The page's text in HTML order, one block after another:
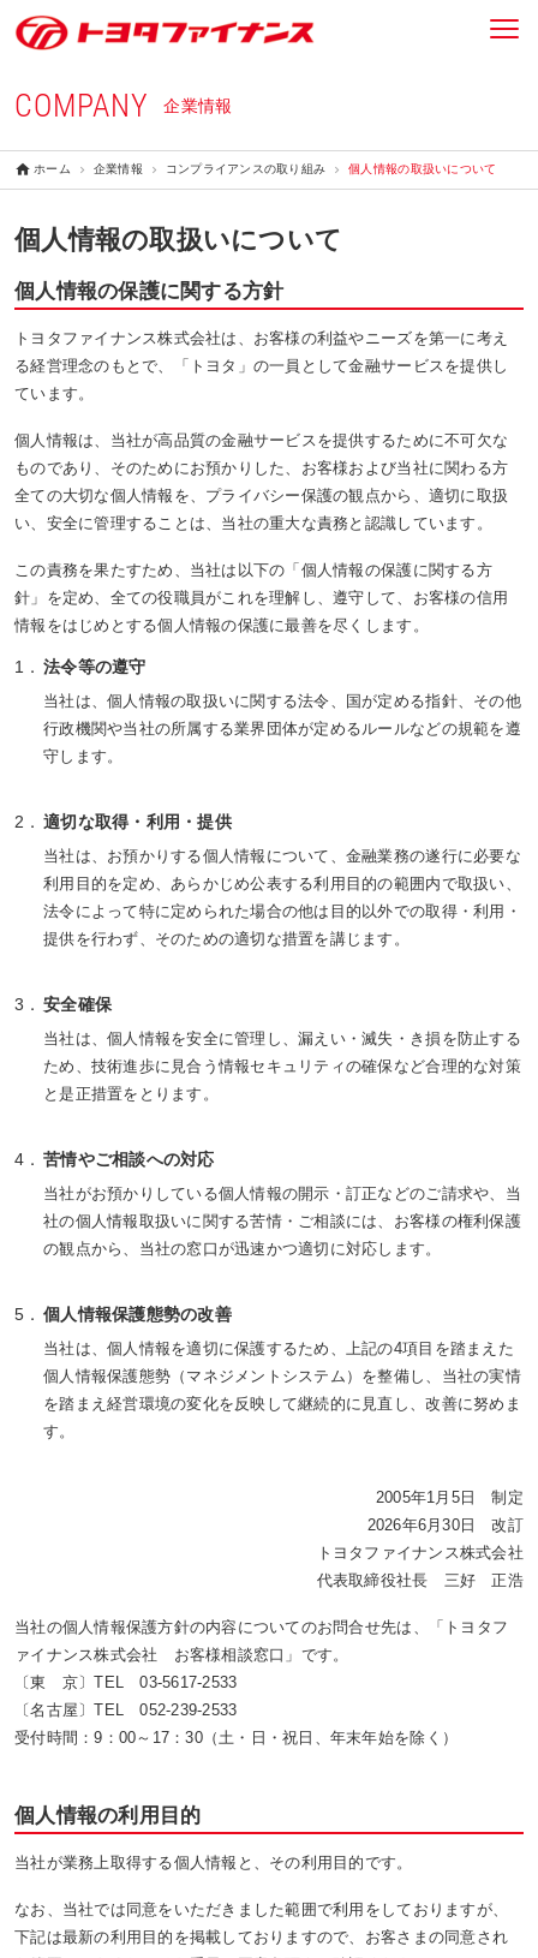
COMPANY 企業情報
ホーム 企業情報 コンプライアンスの取り組み 個人情報の取扱いについて
個人情報の取扱いについて
個人情報の保護に関する方針
トヨタファイナンス株式会社は、お客様の利益やニーズを第一に考え
る経営理念のもとで、「トヨタ」の一員として金融サービスを提供し
ています。
個人情報は、当社が高品質の金融サービスを提供するために不可欠な
ものであり、そのためにお預かりした、お客様および当社に関わる方
全ての大切な個人情報を、プライバシー保護の観点から、適切に取扱
い、安全に管理することは、当社の重大な責務と認識しています。
この責務を果たすため、当社は以下の「個人情報の保護に関する方
針」を定め、全ての役職員がこれを理解し、遵守して、お客様の信用
情報をはじめとする個人情報の保護に最善を尽くします。
法令等の遵守
当社は、個人情報の取扱いに関する法令、国が定める指針、その他
行政機関や当社の所属する業界団体が定めるルールなどの規範を遵
守します。
適切な取得・利用・提供
当社は、お預かりする個人情報について、金融業務の遂行に必要な
利用目的を定め、あらかじめ公表する利用目的の範囲内で取扱い、
法令によって特に定められた場合の他は目的以外での取得・利用・
提供を行わず、そのための適切な措置を講じます。
安全確保
当社は、個人情報を安全に管理し、漏えい・滅失・き損を防止する
ため、技術進歩に見合う情報セキュリティの確保など合理的な対策
と是正措置をとります。
苦情やご相談への対応
当社がお預かりしている個人情報の開示・訂正などのご請求や、当
社の個人情報取扱いに関する苦情・ご相談には、お客様の権利保護
の観点から、当社の窓口が迅速かつ適切に対応します。
個人情報保護態勢の改善
当社は、個人情報を適切に保護するため、上記の4項目を踏まえた
個人情報保護態勢（マネジメントシステム）を整備し、当社の実情
を踏まえ経営環境の変化を反映して継続的に見直し、改善に努めま
す。
2005年1月5日 制定
2026年6月30日 改訂
トヨタファイナンス株式会社
代表取締役社長 三好 正浩
当社の個人情報保護方針の内容についてのお問合せ先は、「トヨタフ
ァイナンス株式会社 お客様相談窓口」です。
〔東 京〕TEL 03-5617-2533
〔名古屋〕TEL 052-239-2533
受付時間：9：00～17：30（土・日・祝日、年末年始を除く）
個人情報の利用目的
当社が業務上取得する個人情報と、その利用目的です。
なお、当社では同意をいただきました範囲で利用をしておりますが、
下記は最新の利用目的を掲載しておりますので、お客さまの同意され